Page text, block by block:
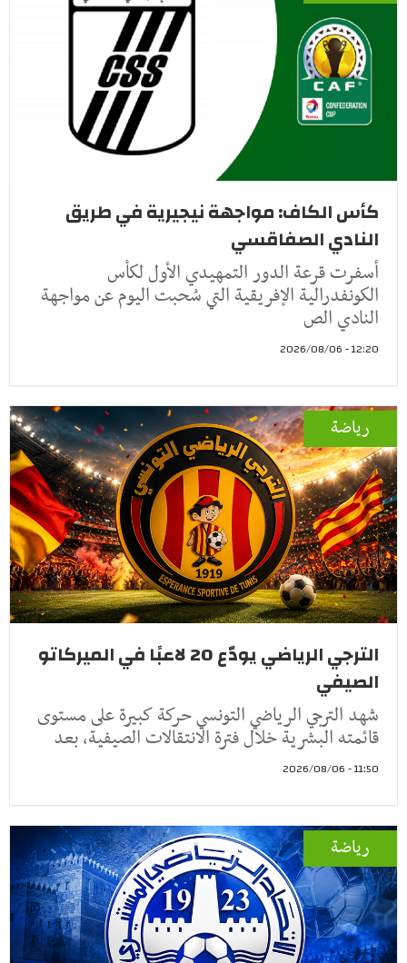
كأس الكاف: مواجهة نيجيرية في طريق
النادي الصفاقسي
أسفرت قرعة الدور التمهيدي الأول لكأس
الكونفدرالية الإفريقية التي سُحبت اليوم عن مواجهة
النادي الص
12:20 - 2026/08/06
رياضة
الترجي الرياضي يودّع 20 لاعبًا في الميركاتو
الصيفي
شهد الترجي الرياضي التونسي حركة كبيرة على مستوى
قائمته البشرية خلال فترة الانتقالات الصيفية، بعد
11:50 - 2026/08/06
رياضة